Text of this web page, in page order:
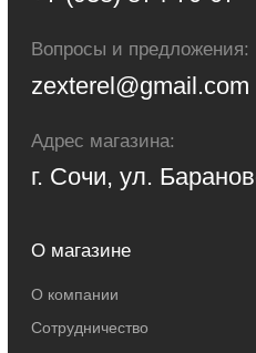
Обращаем Ваше внимание на то, что вся информация,
определяемой положениями Статьи 437 Гражданского
Федерации. Для получения точной информации о